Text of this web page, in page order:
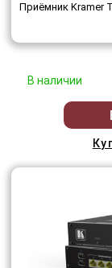
Приёмник Kramer
В наличии